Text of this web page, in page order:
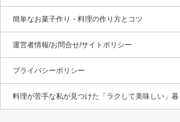
簡単なお菓子作り・料理の作り方とコツ
運営者情報/お問合せ/サイトポリシー
プライバシーポリシー
料理が苦手な私が見つけた「ラクして美味しい」暮